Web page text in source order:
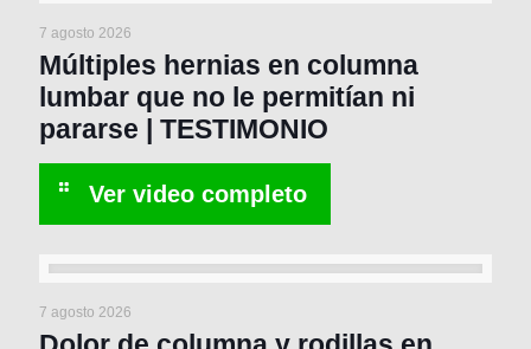
7 agosto 2026
Múltiples hernias en columna
lumbar que no le permitían ni
pararse | TESTIMONIO
7 agosto 2026